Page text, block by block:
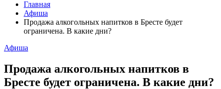
Главная
Афиша
Продажа алкогольных напитков в Бресте будет
ограничена. В какие дни?
Афиша
Продажа алкогольных напитков в
Бресте будет ограничена. В какие дни?